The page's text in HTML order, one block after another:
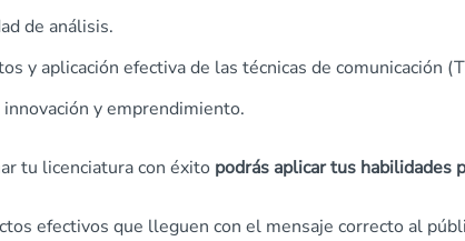
de análisis.
y aplicación efectiva de las técnicas de comunicación
y emprendimiento.
tu licenciatura con éxito podrás aplicar tus habilidades
efectivos que lleguen con el mensaje correcto al